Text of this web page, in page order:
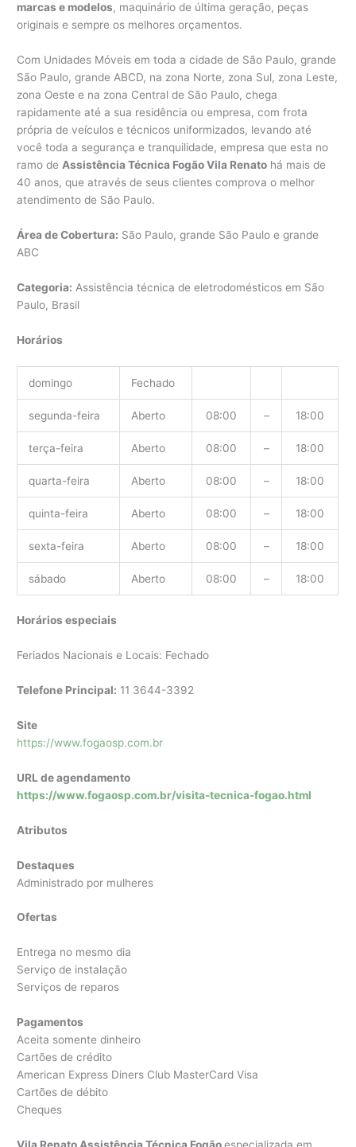
marcas e modelos, maquinário de última geração, peças
originais e sempre os melhores orçamentos.
Com Unidades Móveis em toda a cidade de São Paulo, grande
São Paulo, grande ABCD, na zona Norte, zona Sul, zona Leste,
zona Oeste e na zona Central de São Paulo, chega
rapidamente até a sua residência ou empresa, com frota
própria de veículos e técnicos uniformizados, levando até
você toda a segurança e tranquilidade, empresa que esta no
ramo deAssistência Técnica Fogão Vila Renato há mais de
40 anos, que através de seus clientes comprova o melhor
atendimento de São Paulo.
Área de Cobertura: São Paulo, grande São Paulo e grande
ABC
Categoria: Assistência técnica de eletrodomésticos em São
Paulo, Brasil
Horários
domingo Fechado
segunda-feira Aberto 08:00 – 18:00
terça-feira Aberto 08:00 – 18:00
quarta-feira Aberto 08:00 – 18:00
quinta-feira Aberto 08:00 – 18:00
sexta-feira Aberto 08:00 – 18:00
sábado Aberto 08:00 – 18:00
Horários especiais
Feriados Nacionais e Locais: Fechado
Telefone Principal: 11 3644-3392
Site
https://www.fogaosp.com.br
URL de agendamento
https://www.fogaosp.com.br/visita-tecnica-fogao.html
Atributos
Destaques
Administrado por mulheres
Ofertas
Entrega no mesmo dia
Serviço de instalação
Serviços de reparos
Pagamentos
Aceita somente dinheiro
Cartões de crédito
American Express Diners Club MasterCard Visa
Cartões de débito
Cheques